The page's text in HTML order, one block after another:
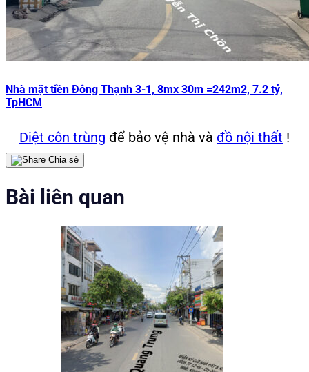
Nhà mặt tiền Đông Thạnh 3-1, 8mx 30m =242m2, 7.2 tỷ,
TpHCM
Diệt côn trùng để bảo vệ nhà và đồ nội thất !
Chia sẻ
Bài liên quan